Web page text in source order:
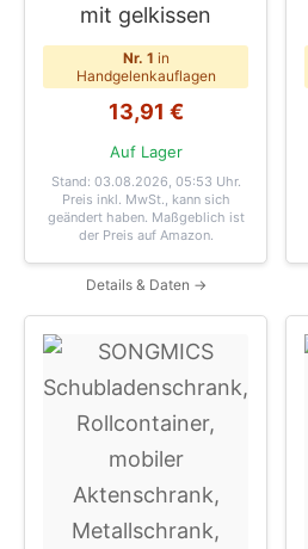
mit gelkissen
Nr. 1 in
Handgelenkauflagen
13,91 €
Auf Lager
Stand: 03.08.2026, 05:53 Uhr.
Preis inkl. MwSt., kann sich
geändert haben. Maßgeblich ist
der Preis auf Amazon.
Details & Daten →